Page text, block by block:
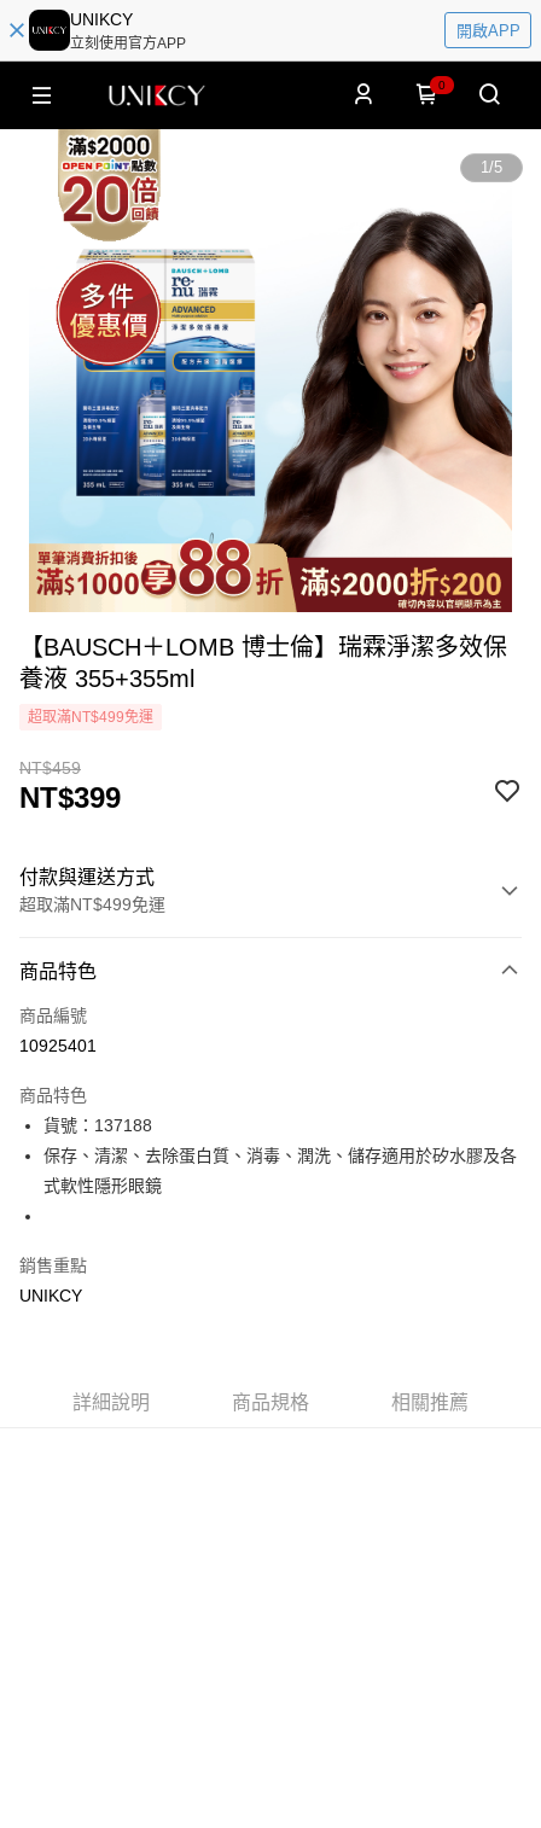
UNIKCY
立刻使用官方APP
開啟APP
0
1/5
【BAUSCH＋LOMB 博士倫】瑞霖淨潔多效保
養液 355+355ml
超取滿NT$499免運
NT$459
NT$399
付款與運送方式
超取滿NT$499免運
icash Pay
信用卡一次付款
LINE Pay
Apple Pay
悠遊付
Google Pay
7-11取貨付款［需3-5個工作天不含預購商品］
商品特色
商品編號
10925401
商品特色
貨號：137188
保存、清潔、去除蛋白質、消毒、潤洗、儲存適用於矽水膠及各
式軟性隱形眼鏡
銷售重點
UNIKCY
詳細說明 商品規格 相關推薦